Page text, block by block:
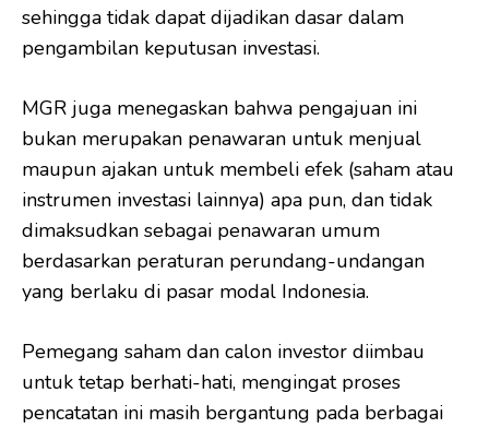
sehingga tidak dapat dijadikan dasar dalam
pengambilan keputusan investasi.
MGR juga menegaskan bahwa pengajuan ini
bukan merupakan penawaran untuk menjual
maupun ajakan untuk membeli efek (saham atau
instrumen investasi lainnya) apa pun, dan tidak
dimaksudkan sebagai penawaran umum
berdasarkan peraturan perundang-undangan
yang berlaku di pasar modal Indonesia.
Pemegang saham dan calon investor diimbau
untuk tetap berhati-hati, mengingat proses
pencatatan ini masih bergantung pada berbagai